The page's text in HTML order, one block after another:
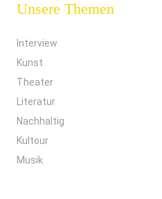
Unsere Themen
Interview
Kunst
Theater
Literatur
Nachhaltig
Kultour
Musik